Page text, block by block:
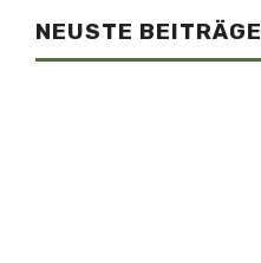
NEUSTE BEITRÄGE